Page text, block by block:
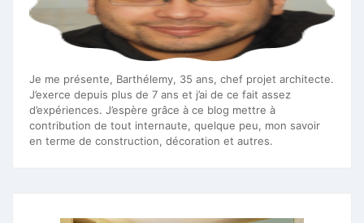
Je me présente, Barthélemy, 35 ans, chef projet architecte.
J’exerce depuis plus de 7 ans et j’ai de ce fait assez
d’expériences. J’espère grâce à ce blog mettre à
contribution de tout internaute, quelque peu, mon savoir
en terme de construction, décoration et autres.